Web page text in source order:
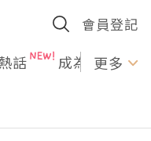
會員登記
話 成為U更多